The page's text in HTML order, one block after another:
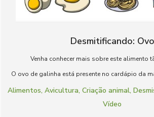
Desmitificando: Ovo
Venha conhecer mais sobre este alimento
O ovo de galinha está presente no cardápio da
Alimentos, Avicultura, Criação animal,
Vídeo